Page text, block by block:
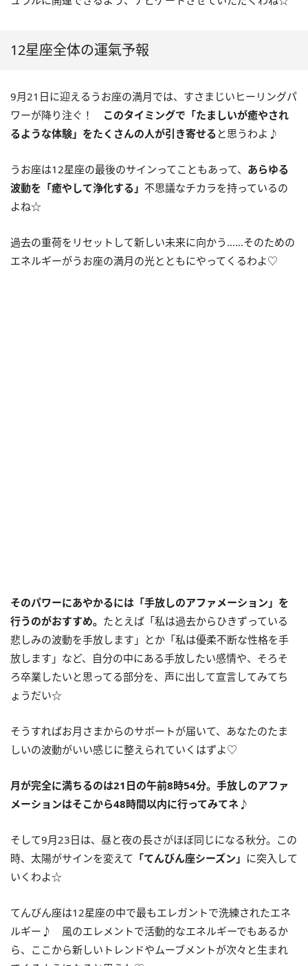
12星座全体の運氣予報
9月21 日に迎えるうお座の満月では、すさまじいヒーリングパ
ワーが降り注ぐ！ このタイミングで「たましいが癒やされ
るような体験」をたくさんの人が引き寄せる と思うわよ♪
うお座は12星座の最後のサインってこともあって、 あらゆる
波動を「癒やして浄化する」 不思議なチカラを持っているの
よね☆
過去の重荷をリセットして新しい未来に向かう……そのための
エネルギーがうお座の満月の光とともにやってくるわよ♡
そのパワーにあやかるには「手放しのアファメーション」を
行うのがおすすめ。 たとえば「私は過去からひきずっている
悲しみの波動を手放します」とか「私は優柔不断な性格を手
放します」など、自分の中にある手放したい感情や、そろそ
ろ卒業したいと思ってる部分を、声に出して宣言してみてち
ょうだい☆
そうすればお月さまからのサポートが届いて、あなたのたま
しいの波動がいい感じに整えられていくはずよ♡
月が完全に満ちるのは21 日の午前8時54分。手放しのアファ
メーションはそこから48時間以内に行ってみてネ♪
そして9月23日は、昼と夜の長さがほぼ同じになる秋分。この
時、太陽がサインを変えて 「てんびん座シーズン」 に突入して
いくわよ☆
てんびん座は12星座の中で最もエレガントで洗練されたエネ
ルギー♪ 風のエレメントで活動的なエネルギーでもあるか
ら、ここから新しいトレンドやムーブメントが次々と生まれ